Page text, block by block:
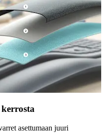
asettumaan juuri